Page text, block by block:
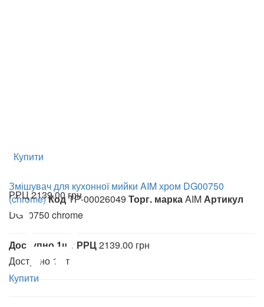
Купити
Змішувач для кухонної мийки AIM хром DG00750
(chrome)КодТР-00026049 Торг. маркаAIMАртикул
DG00750 chrome
Доступно 1шт РРЦ2139.00 грн
Доступно 1шт
РРЦ2139.00 грн
Купити